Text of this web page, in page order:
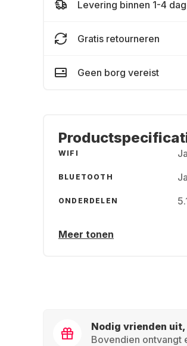
Levering binnen 1-4
Gratis retourneren
Geen borg vereist
WIFI Ja
BLUETOOTH Ja
ONDERDELEN
Meer tonen
Nodig vrienden
Bovendien ontvangt